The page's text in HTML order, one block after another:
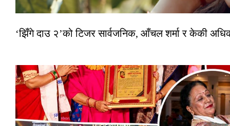
‘झिँगे दाउ २’को टिजर सार्वजनिक, आँचल शर्मा र केकी